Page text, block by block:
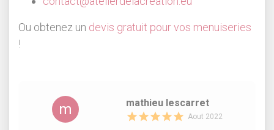
Ou obtenez un devis gratuit pour vos menuiseries
!
m mathieu lescarret
Aout 2022